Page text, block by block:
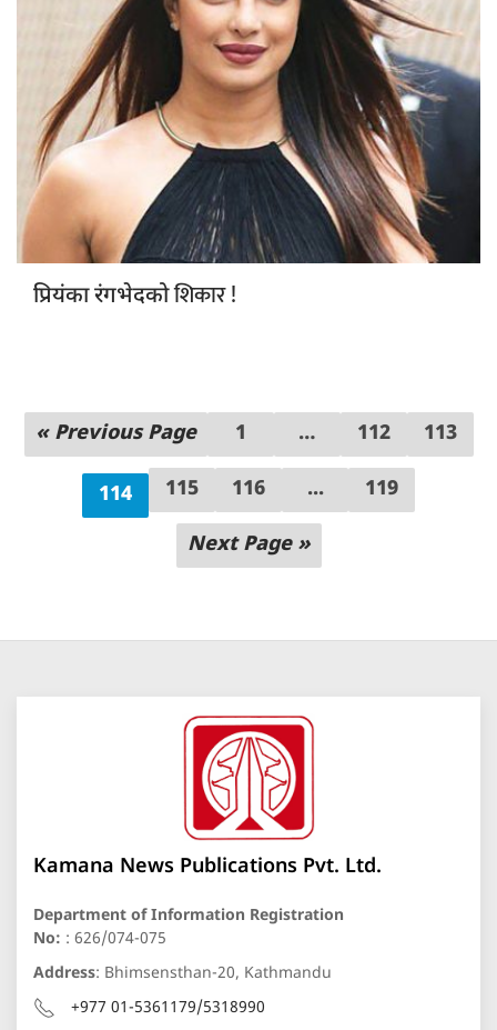
प्रियंका रंगभेदकोशिकार !
« Previous Page 1 … 112 113
114 115 116 ... 119
Next Page »
Kamana News Publications Pvt. Ltd.
Department of Information Registration
No: : 626/074-075
Address: Bhimsensthan-20, Kathmandu
+977 01-5361179/5318990